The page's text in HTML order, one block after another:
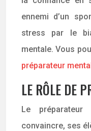
ennemi d’un
stress par le
mentale. Vous
préparateur
LE RÔLE DE
Le
convaincre, ses